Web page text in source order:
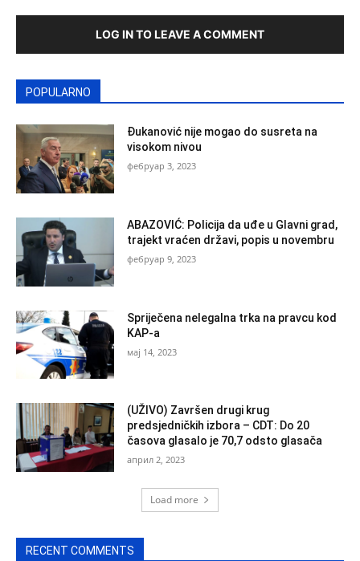
LOG IN TO LEAVE A COMMENT
POPULARNO
Đukanović nije mogao do susreta na
visokom nivou
фебруар 3, 2023
ABAZOVIĆ: Policija da uđe u Glavni grad,
trajekt vraćen državi, popis u novembru
фебруар 9, 2023
Spriječena nelegalna trka na pravcu kod
KAP-a
мај 14, 2023
(UŽIVO) Završen drugi krug
predsjedničkih izbora – CDT: Do 20
časova glasalo je 70,7 odsto glasača
април 2, 2023
Load more
RECENT COMMENTS